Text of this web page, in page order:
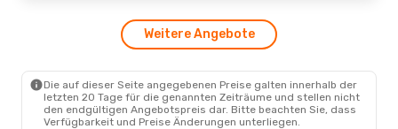
Bangkok Airways
1 Zwischenstopp
Bangkok Airways1 Zwischenstopp
Weitere Angebote
Die auf dieser Seite angegebenen Preise galten innerhalb der
letzten 20 Tage für die genannten Zeiträume und stellen nicht
den endgültigen Angebotspreis dar. Bitte beachten Sie, dass
Verfügbarkeit und Preise Änderungen unterliegen.